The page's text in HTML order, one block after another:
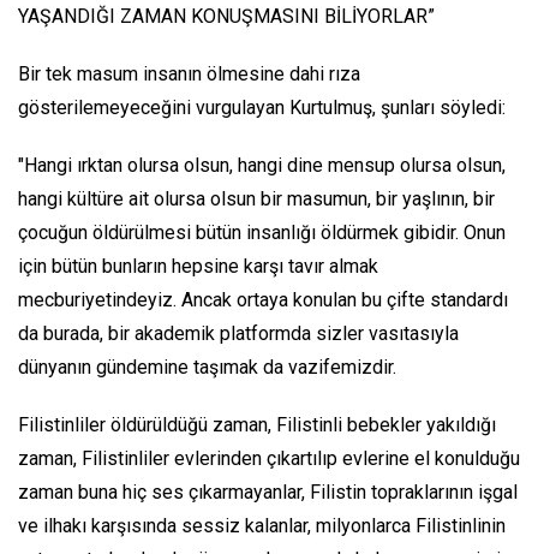
YAŞANDIĞI ZAMAN KONUŞMASINI BİLİYORLAR”
Bir tek masum insanın ölmesine dahi rıza
gösterilemeyeceğini vurgulayan Kurtulmuş, şunları söyledi:
"Hangi ırktan olursa olsun, hangi dine mensup olursa olsun,
hangi kültüre ait olursa olsun bir masumun, bir yaşlının, bir
çocuğun öldürülmesi bütün insanlığı öldürmek gibidir. Onun
için bütün bunların hepsine karşı tavır almak
mecburiyetindeyiz. Ancak ortaya konulan bu çifte standardı
da burada, bir akademik platformda sizler vasıtasıyla
dünyanın gündemine taşımak da vazifemizdir.
Filistinliler öldürüldüğü zaman, Filistinli bebekler yakıldığı
zaman, Filistinliler evlerinden çıkartılıp evlerine el konulduğu
zaman buna hiç ses çıkarmayanlar, Filistin topraklarının işgal
ve ilhakı karşısında sessiz kalanlar, milyonlarca Filistinlinin